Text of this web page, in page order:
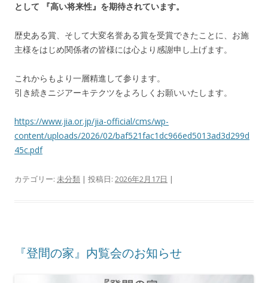
として 『高い将来性』を期待されています。
歴史ある賞、そして大変名誉ある賞を受賞できたことに、お施
主様をはじめ関係者の皆様には心より感謝申し上げます。
これからもより一層精進して参ります。
引き続きニジアーキテクツをよろしくお願いいたします。
https://www.jia.or.jp/jia-official/cms/wp-
content/uploads/2026/02/baf521fac1dc966ed5013ad3d299d
45c.pdf
カテゴリー: 未分類 | 投稿日: 2026年2月17日 |
『登間の家』内覧会のお知らせ